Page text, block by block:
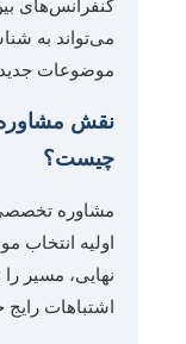
کنفرانس‌های
می‌تواند به
موضوعات
نقش
چیست؟
مشاوره
اولیه انتخاب
نهایی، مسیر
اشتباهات